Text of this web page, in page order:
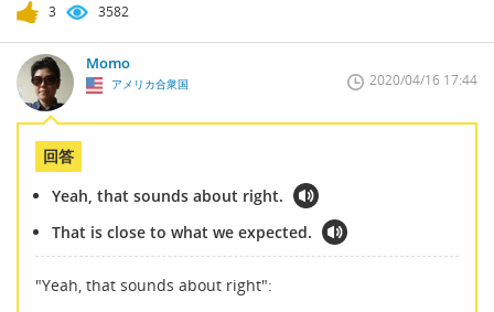
3 3582
Momo
アメリカ合衆国 2020/04/16 17:44
回答
Yeah, that sounds about right.
That is close to what we expected.
"Yeah, that sounds about right":